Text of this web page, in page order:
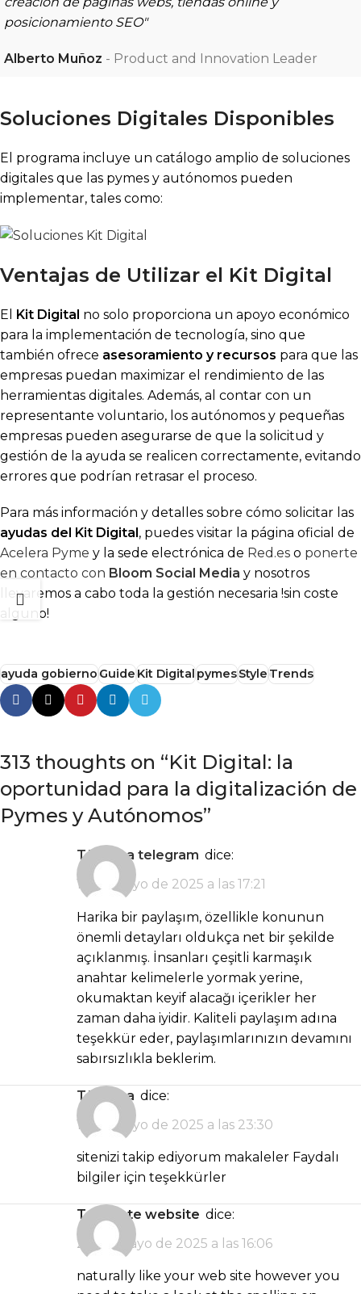
posicionamiento SEO"
Alberto Muñoz Product and Innovation Leader
Soluciones Digitales Disponibles
El programa incluye un catálogo amplio de soluciones
digitales que las pymes y autónomos pueden
implementar, tales como:
Ventajas de Utilizar el Kit Digital
El Kit Digital no solo proporciona un apoyo económico
para la implementación de tecnología, sino que
también ofrece asesoramiento y recursos para que las
empresas puedan maximizar el rendimiento de las
herramientas digitales. Además, al contar con un
representante voluntario, los autónomos y pequeñas
empresas pueden asegurarse de que la solicitud y
gestión de la ayuda se realicen correctamente, evitando
errores que podrían retrasar el proceso.
Para más información y detalles sobre cómo solicitar las
ayudas del Kit Digital , puedes visitar la página oficial de
Acelera Pyme y la sede electrónica de Red.es o ponerte
en contacto con Bloom Social Media y nosotros
llevaremos a cabo toda la gestión necesaria !sin coste
alguno!
ayuda gobiernoGuideKit Digital pymesStyleTrends
313 thoughts on “Kit Digital: la
oportunidad para la digitalización de
Pymes y Autónomos”
türk ifşa telegram dice:
19 de mayo de 2025 a las 17:21
Harika bir paylaşım, özellikle konunun
önemli detayları oldukça net bir şekilde
açıklanmış. İnsanları çeşitli karmaşık
anahtar kelimelerle yormak yerine,
okumaktan keyif alacağı içerikler her
zaman daha iyidir. Kaliteli paylaşım adına
teşekkür eder, paylaşımlarınızın devamını
sabırsızlıkla beklerim.
türk ifşa dice:
19 de mayo de 2025 a las 23:30
sitenizi takip ediyorum makaleler Faydalı
bilgiler için teşekkürler
template website dice:
20 de mayo de 2025 a las 16:06
naturally like your web site however you